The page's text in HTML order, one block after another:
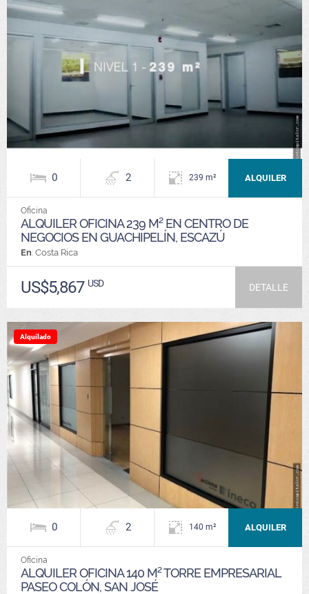
0 2 239 m² ALQUILER
Oficina
ALQUILER OFICINA 239 M² EN CENTRO DE
NEGOCIOS EN GUACHIPELÍN, ESCAZÚ
En: Costa Rica
US$5,867 USD DETALLE
Alquilado
0 2 140 m² ALQUILER
Oficina
ALQUILER OFICINA 140 M² TORRE EMPRESARIAL
PASEO COLÓN, SAN JOSÉ